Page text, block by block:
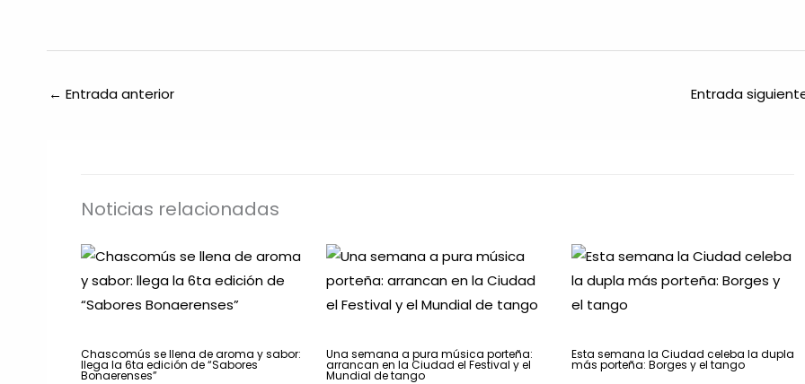
← Entrada anterior Entrada
Noticias relacionadas
Chascomús se llena de aroma y sabor:
llega la 6ta edición de “Sabores
Bonaerenses”
Una semana a pura música porteña:
arrancan en la Ciudad el Festival y el
Mundial de tango
Esta semana la Ciudad celeba la dupla
más porteña: Borges y el tango